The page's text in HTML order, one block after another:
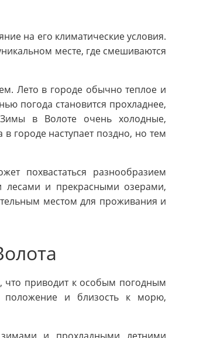
на его климатические условия.
месте, где смешиваются
Лето в городе обычно теплое и
погода становится прохладнее,
в Волоте очень холодные,
в городе наступает поздно, но тем
похвастаться разнообразием
и прекрасными озерами,
местом для проживания и
что приводит к особым погодным
положение и близость к морю,